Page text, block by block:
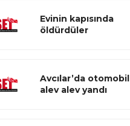
Evinin kapısında
öldürdüler
Avcılar’da otomobil
alev alev yandı